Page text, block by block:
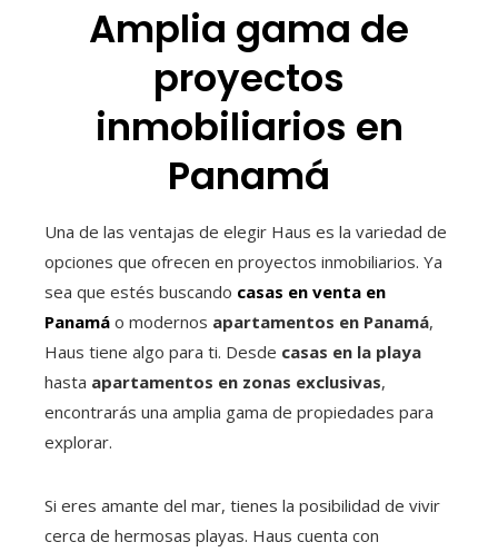
Amplia gama de
proyectos
inmobiliarios en
Panamá
Una de las ventajas de elegir Haus es la variedad de
opciones que ofrecen en proyectos inmobiliarios. Ya
sea que estés buscando casas en venta en
Panamá o modernos apartamentos en Panamá,
Haus tiene algo para ti. Desde casas en la playa
hasta apartamentos en zonas exclusivas,
encontrarás una amplia gama de propiedades para
explorar.
Si eres amante del mar, tienes la posibilidad de vivir
cerca de hermosas playas. Haus cuenta con